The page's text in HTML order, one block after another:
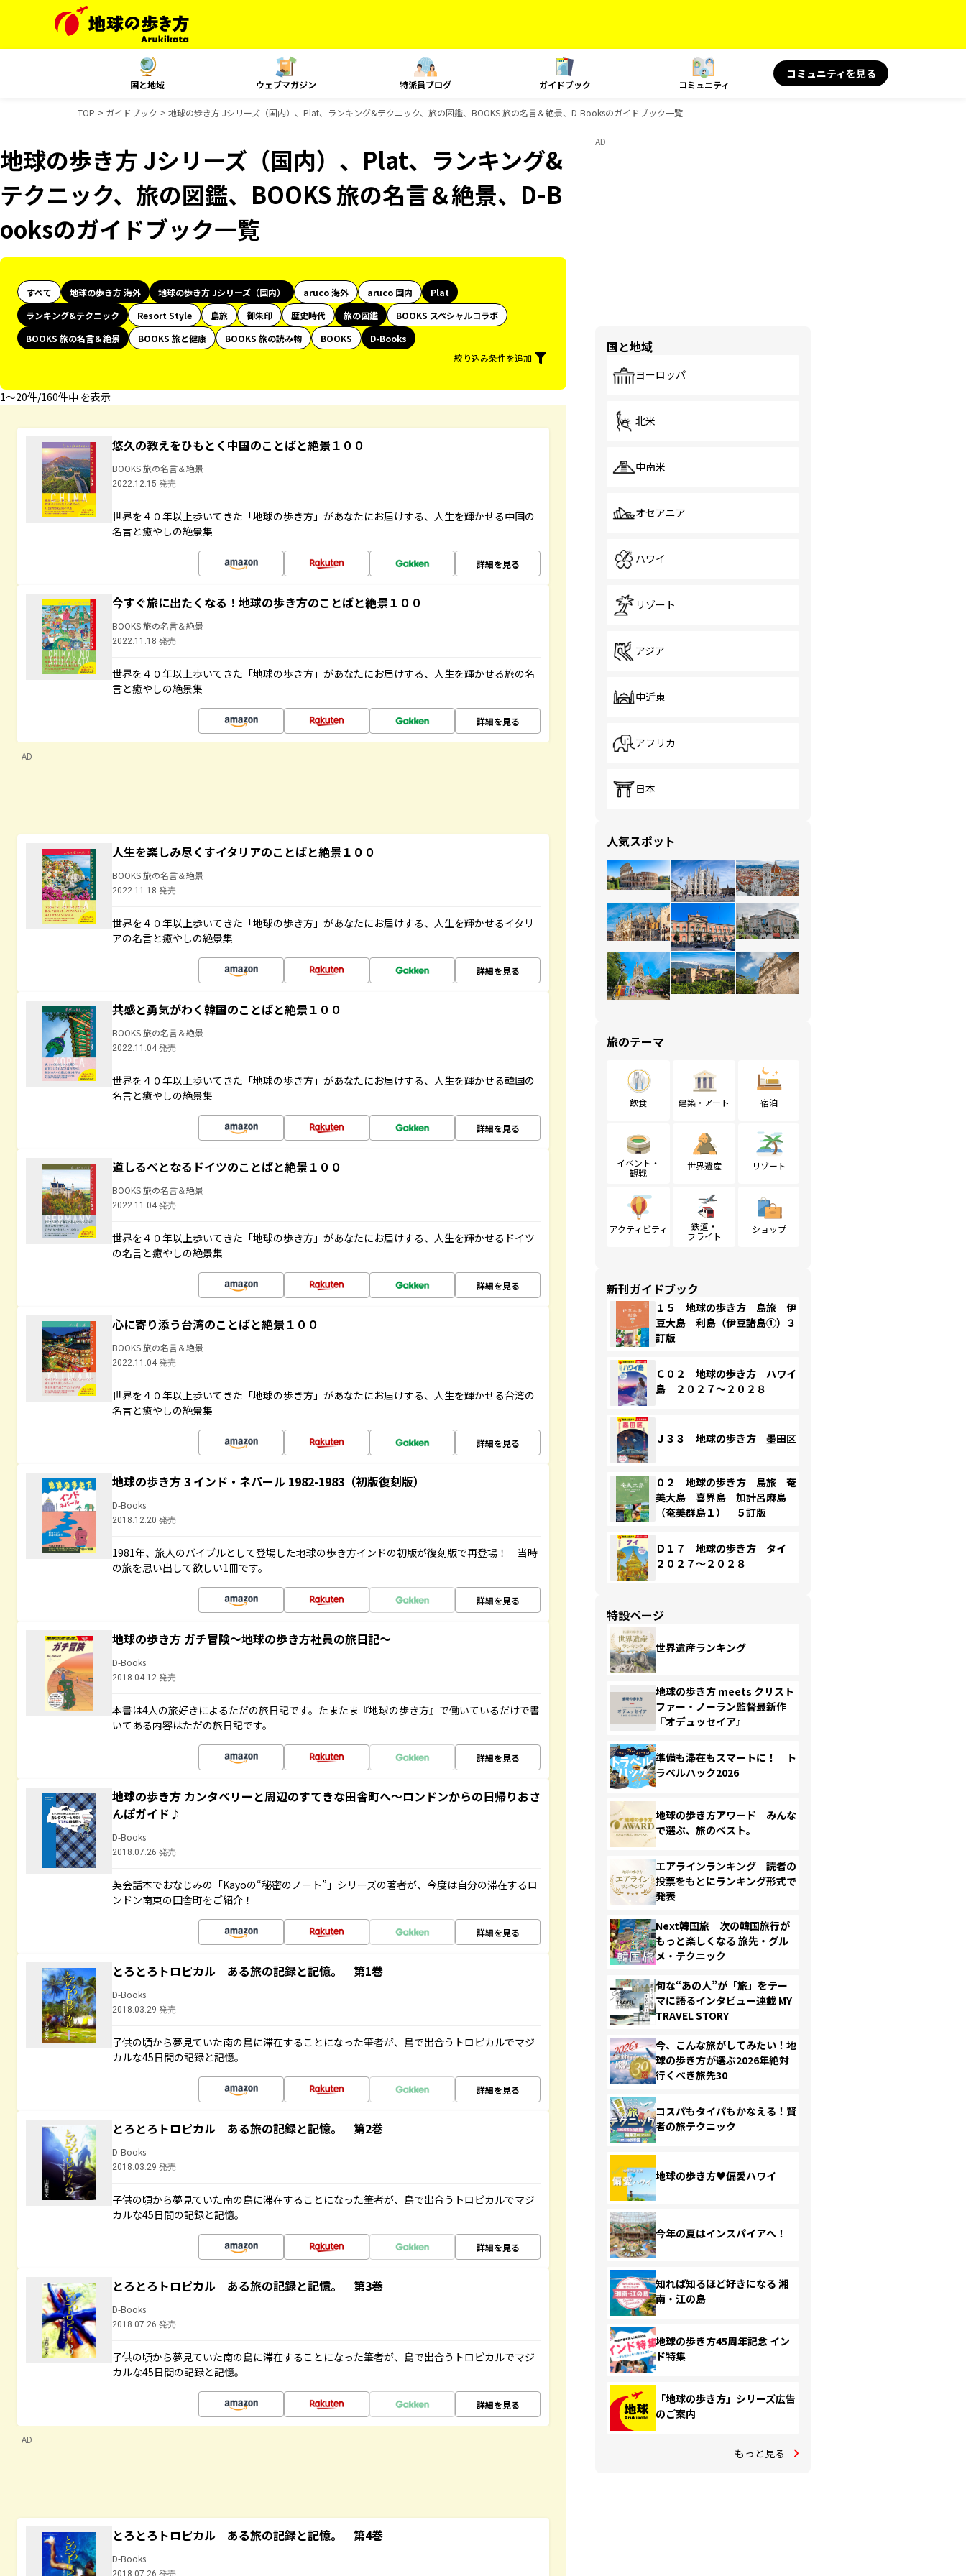
国と地域 ウェブマガジン 特派員ブログ ガイドブック コミュニティ
コミュニティを見る
TOP ガイドブック 地球の歩き方 Jシリーズ（国内）、Plat、ランキング&テクニック、旅の図鑑、BOOKS 旅の名言＆絶景、D-Booksのガイドブック一覧
地球の歩き方 Jシリーズ（国内）、Plat、ランキング&
テクニック、旅の図鑑、BOOKS 旅の名言＆絶景、D-B
ooksのガイドブック一覧
すべて 地球の歩き方 海外 地球の歩き方 Jシリーズ（国内） aruco 海外 aruco 国内
Plat
ランキング&テクニック
Resort Style 島旅 御朱印 歴史時代 旅の図鑑
BOOKS スペシャルコラボ
BOOKS 旅の名言＆絶景
BOOKS 旅と健康 BOOKS 旅の読み物 BOOKS
D-Books
絞り込み条件を追加
1〜20件/160件中 を表示
悠久の教えをひもとく中国のことばと絶景１００
BOOKS 旅の名言＆絶景
2022.12.15 発売
世界を４０年以上歩いてきた「地球の歩き方」があなたにお届けする、人生を輝かせる中国の
名言と癒やしの絶景集
詳細を見る
今すぐ旅に出たくなる！地球の歩き方のことばと絶景１００
BOOKS 旅の名言＆絶景
2022.11.18 発売
世界を４０年以上歩いてきた「地球の歩き方」があなたにお届けする、人生を輝かせる旅の名
言と癒やしの絶景集
詳細を見る
AD
人生を楽しみ尽くすイタリアのことばと絶景１００
BOOKS 旅の名言＆絶景
2022.11.18 発売
世界を４０年以上歩いてきた「地球の歩き方」があなたにお届けする、人生を輝かせるイタリ
アの名言と癒やしの絶景集
詳細を見る
共感と勇気がわく韓国のことばと絶景１００
BOOKS 旅の名言＆絶景
2022.11.04 発売
世界を４０年以上歩いてきた「地球の歩き方」があなたにお届けする、人生を輝かせる韓国の
名言と癒やしの絶景集
詳細を見る
道しるべとなるドイツのことばと絶景１００
BOOKS 旅の名言＆絶景
2022.11.04 発売
世界を４０年以上歩いてきた「地球の歩き方」があなたにお届けする、人生を輝かせるドイツ
の名言と癒やしの絶景集
詳細を見る
心に寄り添う台湾のことばと絶景１００
BOOKS 旅の名言＆絶景
2022.11.04 発売
世界を４０年以上歩いてきた「地球の歩き方」があなたにお届けする、人生を輝かせる台湾の
名言と癒やしの絶景集
詳細を見る
地球の歩き方 3 インド・ネパール 1982-1983（初版復刻版）
D-Books
2018.12.20 発売
1981年、旅人のバイブルとして登場した地球の歩き方インドの初版が復刻版で再登場！ 当時
の旅を思い出して欲しい1冊です。
詳細を見る
地球の歩き方 ガチ冒険～地球の歩き方社員の旅日記～
D-Books
2018.04.12 発売
本書は4人の旅好きによるただの旅日記です。たまたま『地球の歩き方』で働いているだけで書
いてある内容はただの旅日記です。
詳細を見る
地球の歩き方 カンタベリーと周辺のすてきな田舎町へ～ロンドンからの日帰りおさ
んぽガイド♪
D-Books
2018.07.26 発売
英会話本でおなじみの「Kayoの“秘密のノート”」シリーズの著者が、今度は自分の滞在するロ
ンドン南東の田舎町をご紹介！
詳細を見る
とろとろトロピカル ある旅の記録と記憶。 第1巻
D-Books
2018.03.29 発売
子供の頃から夢見ていた南の島に滞在することになった筆者が、島で出合うトロピカルでマジ
カルな45日間の記録と記憶。
詳細を見る
とろとろトロピカル ある旅の記録と記憶。 第2巻
D-Books
2018.03.29 発売
子供の頃から夢見ていた南の島に滞在することになった筆者が、島で出合うトロピカルでマジ
カルな45日間の記録と記憶。
詳細を見る
とろとろトロピカル ある旅の記録と記憶。 第3巻
D-Books
2018.07.26 発売
子供の頃から夢見ていた南の島に滞在することになった筆者が、島で出合うトロピカルでマジ
カルな45日間の記録と記憶。
詳細を見る
AD
とろとろトロピカル ある旅の記録と記憶。 第4巻
D-Books
2018.07.26 発売
AD
国と地域
ヨーロッパ
北米
中南米
オセアニア
ハワイ
リゾート
アジア
中近東
アフリカ
日本
人気スポット
旅のテーマ
飲食 建築・アート 宿泊
イベント・
観戦
世界遺産 リゾート
アクティビティ
鉄道・
フライト
ショップ
新刊ガイドブック
１５ 地球の歩き方 島旅 伊
豆大島 利島（伊豆諸島①）３
訂版
Ｃ０２ 地球の歩き方 ハワイ
島 ２０２７～２０２８
Ｊ３３ 地球の歩き方 墨田区
０２ 地球の歩き方 島旅 奄
美大島 喜界島 加計呂麻島
（奄美群島１） ５訂版
Ｄ１７ 地球の歩き方 タイ
２０２７～２０２８
特設ページ
世界遺産ランキング
地球の歩き方 meets クリスト
ファー・ノーラン監督最新作
『オデュッセイア』
準備も滞在もスマートに！ ト
ラベルハック2026
地球の歩き方アワード みんな
で選ぶ、旅のベスト。
エアラインランキング 読者の
投票をもとにランキング形式で
発表
Next韓国旅 次の韓国旅行が
もっと楽しくなる 旅先・グル
メ・テクニック
旬な“あの人”が「旅」をテー
マに語るインタビュー連載 MY
TRAVEL STORY
今、こんな旅がしてみたい！地
球の歩き方が選ぶ2026年絶対
行くべき旅先30
コスパもタイパもかなえる！賢
者の旅テクニック
地球の歩き方♥偏愛ハワイ
今年の夏はインスパイアへ！
知れば知るほど好きになる 湘
南・江の島
地球の歩き方45周年記念 イン
ド特集
「地球の歩き方」シリーズ広告
のご案内
もっと見る